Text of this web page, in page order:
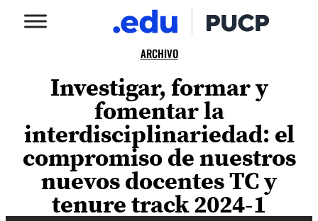
ARCHIVO
Investigar, formar y
fomentar la
interdisciplinariedad: el
compromiso de nuestros
nuevos docentes TC y
tenure track 2024-1